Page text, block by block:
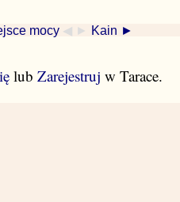
mocy ◀ ► Kain ►
lub Zarejestruj w Tarace.